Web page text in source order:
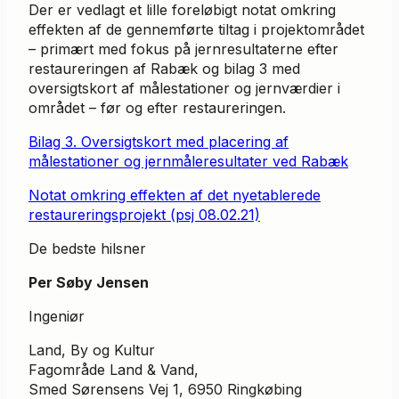
Der er vedlagt et lille foreløbigt notat omkring
effekten af de gennemførte tiltag i projektområdet
– primært med fokus på jernresultaterne efter
restaureringen af Rabæk og bilag 3 med
oversigtskort af målestationer og jernværdier i
området – før og efter restaureringen.
Bilag 3. Oversigtskort med placering af
målestationer og jernmåleresultater ved Rabæk
Notat omkring effekten af det nyetablerede
restaureringsprojekt (psj 08.02.21)
De bedste hilsner
Per Søby Jensen
Ingeniør
Land, By og Kultur
Fagområde Land & Vand,
Smed Sørensens Vej 1, 6950 Ringkøbing